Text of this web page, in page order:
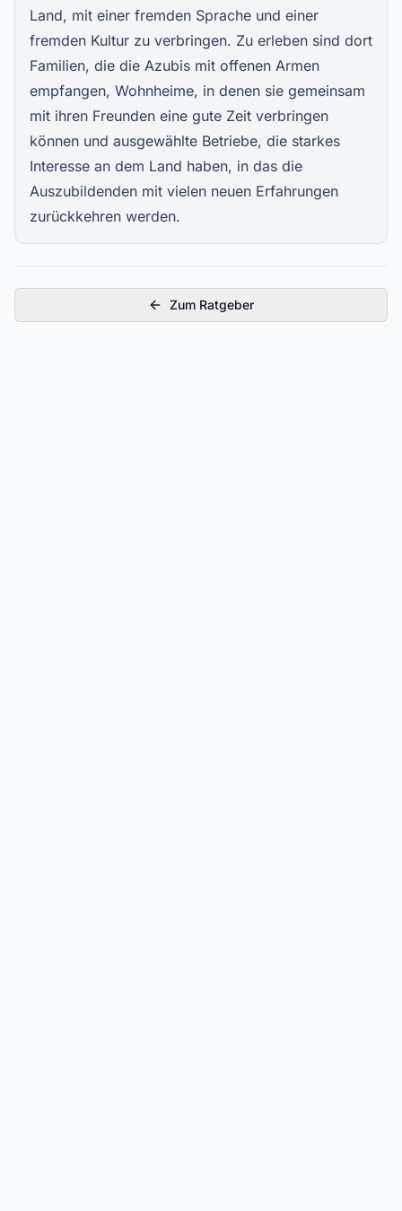
Land, mit einer fremden Sprache und einer
fremden Kultur zu verbringen. Zu erleben sind dort
Familien, die die Azubis mit offenen Armen
empfangen, Wohnheime, in denen sie gemeinsam
mit ihren Freunden eine gute Zeit verbringen
können und ausgewählte Betriebe, die starkes
Interesse an dem Land haben, in das die
Auszubildenden mit vielen neuen Erfahrungen
zurückkehren werden.
Zum Ratgeber